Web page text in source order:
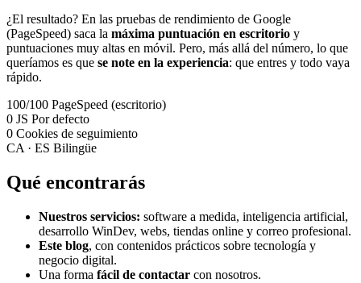
¿El resultado? En las pruebas de rendimiento de Google
(PageSpeed) saca la máxima puntuación en escritorio y
puntuaciones muy altas en móvil. Pero, más allá del número, lo que
queríamos es que se note en la experiencia: que entres y todo vaya
rápido.
100/100 PageSpeed (escritorio)
0 JS Por defecto
0 Cookies de seguimiento
CA · ES Bilingüe
Qué encontrarás
Nuestros servicios: software a medida, inteligencia artificial,
desarrollo WinDev, webs, tiendas online y correo profesional.
Este blog, con contenidos prácticos sobre tecnología y
negocio digital.
Una forma fácil de contactar con nosotros.